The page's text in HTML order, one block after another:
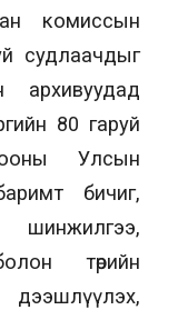
комиссын
судлаачдыг
80 гаруй
Улсын
бичиг,
төрийн